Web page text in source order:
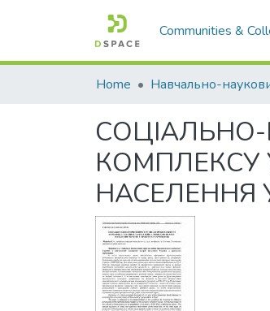
Communities &
Home
КОМПЛЕКСУ
НАСЕЛЕННЯ